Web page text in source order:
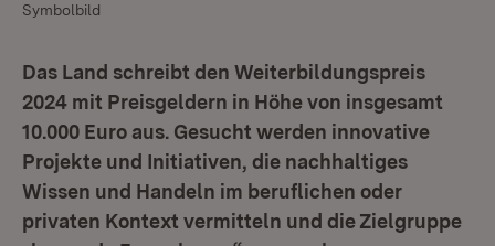
Symbolbild
Das Land schreibt den Weiterbildungspreis
2024 mit Preisgeldern in Höhe von insgesamt
10.000 Euro aus. Gesucht werden innovative
Projekte und Initiativen, die nachhaltiges
Wissen und Handeln im beruflichen oder
privaten Kontext vermitteln und die Zielgruppe